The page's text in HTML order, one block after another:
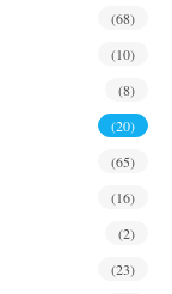
(68)
(10)
(8)
(20)
(65)
(16)
(2)
(23)